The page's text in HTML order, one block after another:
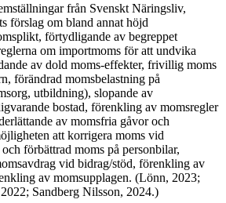
från Svenskt Näringsliv,
förslag om bland annat höjd
förtydligande av begreppet
om importmoms för att undvika
av dold moms-effekter, frivillig moms
förändrad momsbelastning på
utbildning), slopande av
bostad, förenkling av momsregler
av momsfria gåvor och
att korrigera moms vid
förbättrad moms på personbilar,
vid bidrag/stöd, förenkling av
av momsupplagen. (Lönn, 2023;
Sandberg Nilsson, 2024.)